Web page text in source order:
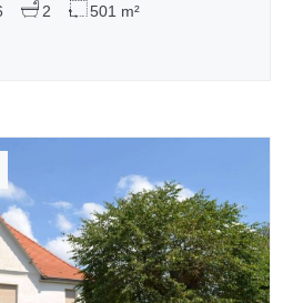
2
501 m²